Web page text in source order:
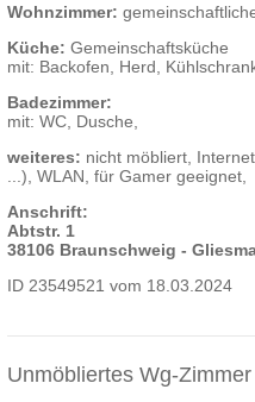
Wohnzimmer:
Küche: Gemeinschaftsküche
mit: Backofen, Herd,
Badezimmer:
mit: WC, Dusche,
weiteres: nicht möbliert,
...), WLAN, für Gamer geeignet,
Anschrift:
Abtstr. 1
38106 Braunschweig -
ID 23549521 vom 18.03.2024
Unmöbliertes Wg-